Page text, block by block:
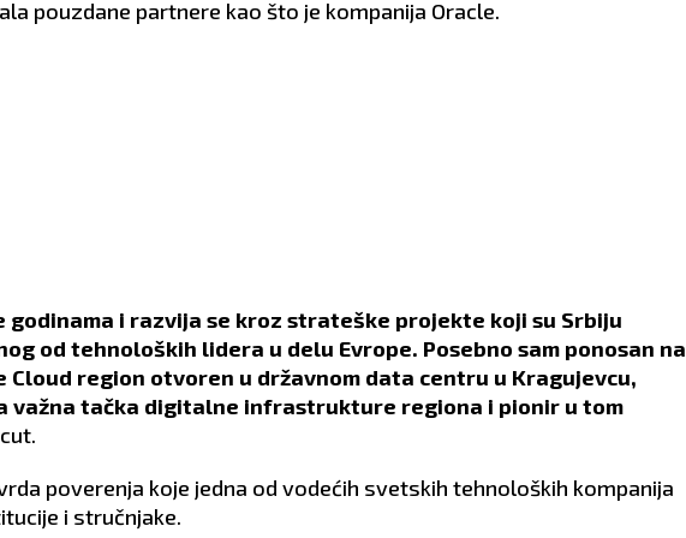
pouzdane partnere kao što je kompanija Oracle.
godinama i razvija se kroz strateške projekte koji su Srbiju
od tehnoloških lidera u delu Evrope. Posebno sam ponosan na
Cloud region otvoren u državnom data centru u Kragujevcu,
važna tačka digitalne infrastrukture regiona i pionir u tom
poverenja koje jedna od vodećih svetskih tehnoloških kompanija
i stručnjake.